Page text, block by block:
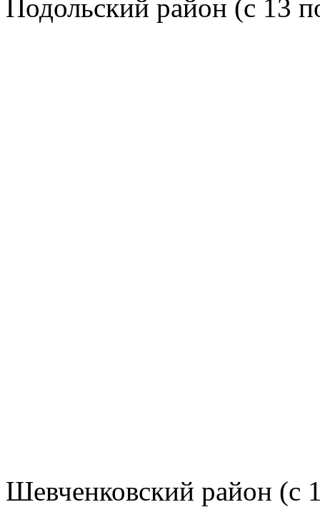
Подольский район (с 13
Шевченковский район (с